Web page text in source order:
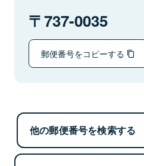
737-0035
郵便番号をコピーする
他の郵便番号を検索する